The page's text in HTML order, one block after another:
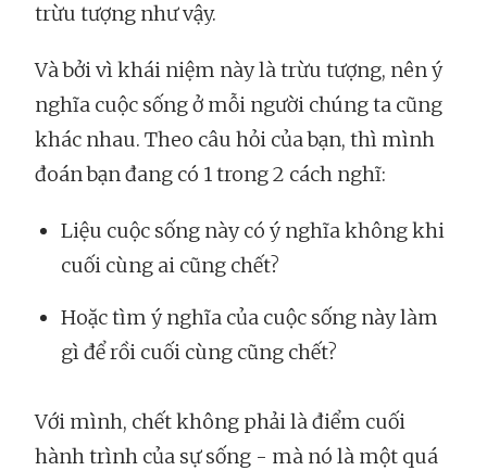
trừu tượng như vậy.
Và bởi vì khái niệm này là trừu tượng, nên ý
nghĩa cuộc sống ở mỗi người chúng ta cũng
khác nhau. Theo câu hỏi của bạn, thì mình
đoán bạn đang có 1 trong 2 cách nghĩ:
Liệu cuộc sống này có ý nghĩa không khi
cuối cùng ai cũng chết?
Hoặc tìm ý nghĩa của cuộc sống này làm
gì để rồi cuối cùng cũng chết?
Với mình, chết không phải là điểm cuối
hành trình của sự sống - mà nó là một quá